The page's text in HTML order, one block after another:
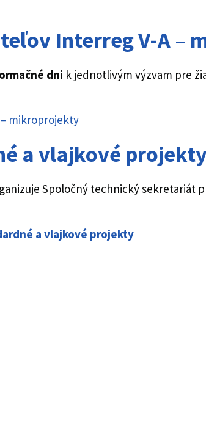
Interreg V-A –
dni k jednotlivým výzvam pre
mikroprojekty
a vlajkové
Spoločný technický sekretariát
a vlajkové projekty